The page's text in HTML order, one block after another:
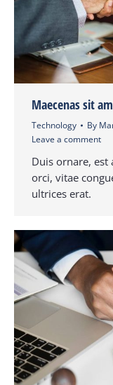
Maecenas sit
Technology By
Leave a comment
Duis ornare,
orci, vitae
ultrices erat.